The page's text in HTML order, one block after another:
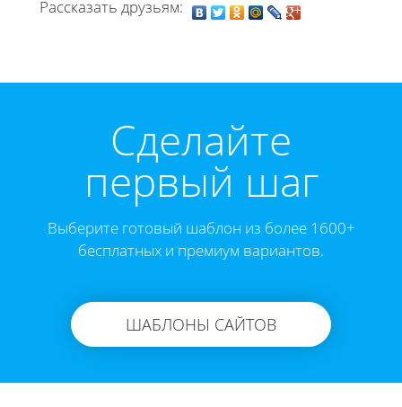
Рассказать друзьям:
Cделайте
первый шаг
Выберите готовый шаблон из более 1600+
бесплатных и премиум вариантов.
ШАБЛОНЫ САЙТОВ